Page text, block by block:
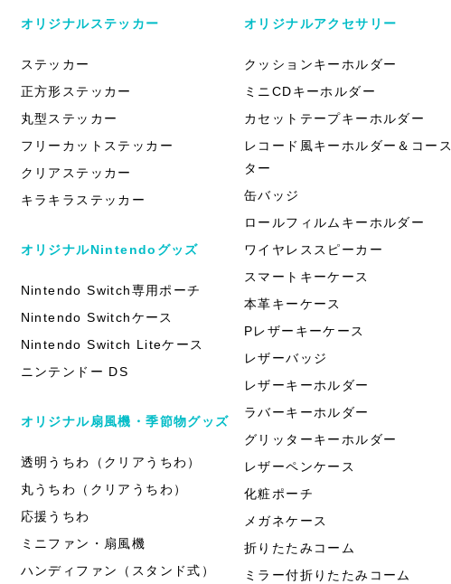
オリジナルステッカー
ステッカー
正方形ステッカー
丸型ステッカー
フリーカットステッカー
クリアステッカー
キラキラステッカー
オリジナルNintendoグッズ
Nintendo Switch専用ポーチ
Nintendo Switchケース
Nintendo Switch Liteケース
ニンテンドー DS
オリジナル扇風機・季節物グッズ
透明うちわ（クリアうちわ）
丸うちわ（クリアうちわ）
応援うちわ
ミニファン・扇風機
ハンディファン（スタンド式）
オリジナルアクセサリー
クッションキーホルダー
ミニCDキーホルダー
カセットテープキーホルダー
レコード風キーホルダー＆コース
ター
缶バッジ
ロールフィルムキーホルダー
ワイヤレススピーカー
スマートキーケース
本革キーケース
Pレザーキーケース
レザーバッジ
レザーキーホルダー
ラバーキーホルダー
グリッターキーホルダー
レザーペンケース
化粧ポーチ
メガネケース
折りたたみコーム
ミラー付折りたたみコーム